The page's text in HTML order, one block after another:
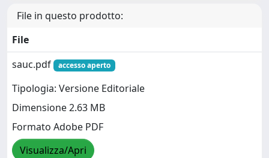
File in questo prodotto:
File
sauc.pdf
accesso aperto
Tipologia: Versione Editoriale
Dimensione 2.63 MB
Formato Adobe PDF
Visualizza/Apri